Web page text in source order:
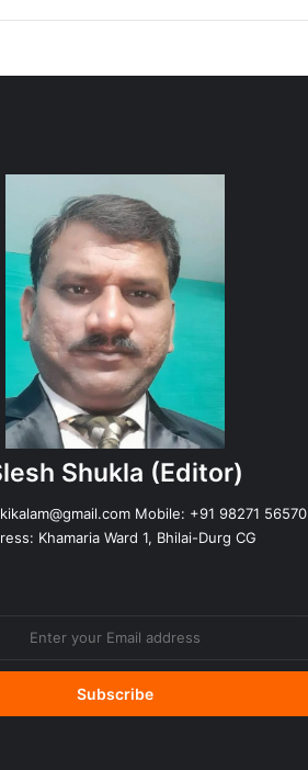
Shukla (Editor)
Mobile: +91 98271 56570
Khamaria Ward 1, Bhilai-Durg CG